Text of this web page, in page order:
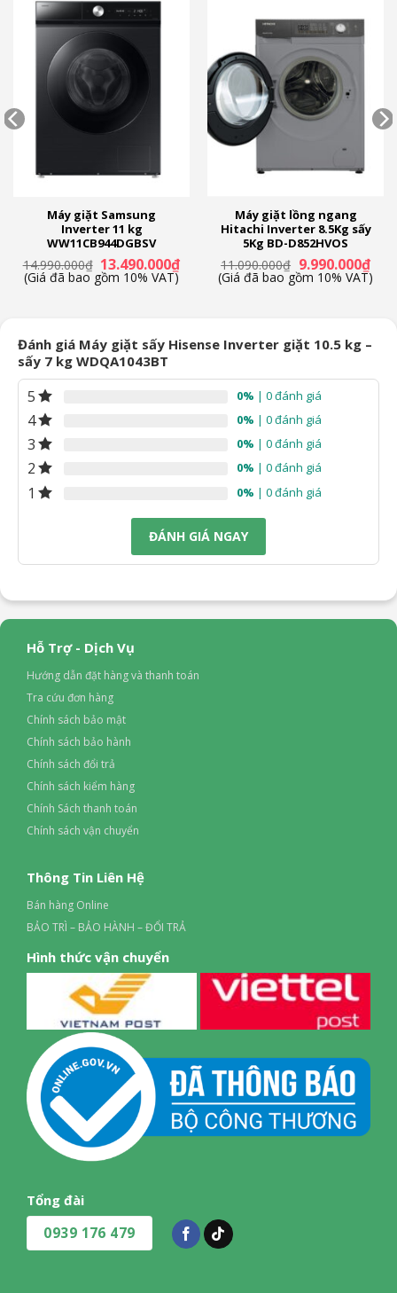
Máy giặt Samsung
Inverter 11 kg
WW11CB944DGBSV
14.990.000₫ Giá
gốc
là:
13.490.000₫Giá
(Giá đã bao gồm 10% VAT)
Máy giặt lồng ngang
Hitachi Inverter 8.5Kg sấy
5Kg BD-D852HVOS
11.090.000₫ Giá
gốc
là:
9.990.000₫Giá
hiện
tại
(Giá đã bao gồm 10% VAT)
Đánh giá Máy giặt sấy Hisense Inverter giặt 10.5 kg –
sấy 7 kg WDQA1043BT
5 0% | 0 đánh giá
4 0% | 0 đánh giá
3 0% | 0 đánh giá
2 0% | 0 đánh giá
1 0% | 0 đánh giá
ĐÁNH GIÁ NGAY
Hỗ Trợ - Dịch Vụ
Hướng dẫn đặt hàng và thanh toán
Tra cứu đơn hàng
Chính sách bảo mật
Chính sách bảo hành
Chính sách đổi trả
Chính sách kiểm hàng
Chính Sách thanh toán
Chính sách vận chuyển
Thông Tin Liên Hệ
Bán hàng Online
BẢO TRÌ – BẢO HÀNH – ĐỔI TRẢ
Hình thức vận chuyển
Tổng đài
0939 176 479